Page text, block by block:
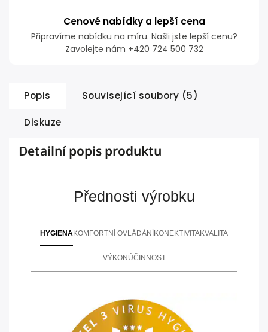
Cenové nabídky a lepší cena
Připravíme nabídku na míru. Našli jste lepší cenu?
Zavolejte nám +420 724 500 732
Popis Související soubory (5)
Diskuze
Detailní popis produktu
Přednosti výrobku
HYGIENAKOMFORTNÍ OVLÁDÁNÍ KONEKTIVITAKVALITA
VÝKON ÚČINNOST